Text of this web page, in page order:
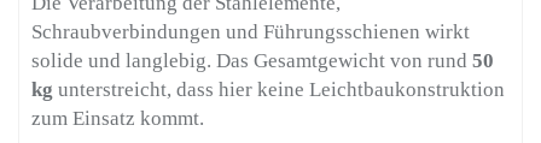
Schraubverbindungen und Führungsschienen wirkt
solide und langlebig. Das Gesamtgewicht von rund 50
kg unterstreicht, dass hier keine Leichtbaukonstruktion
zum Einsatz kommt.